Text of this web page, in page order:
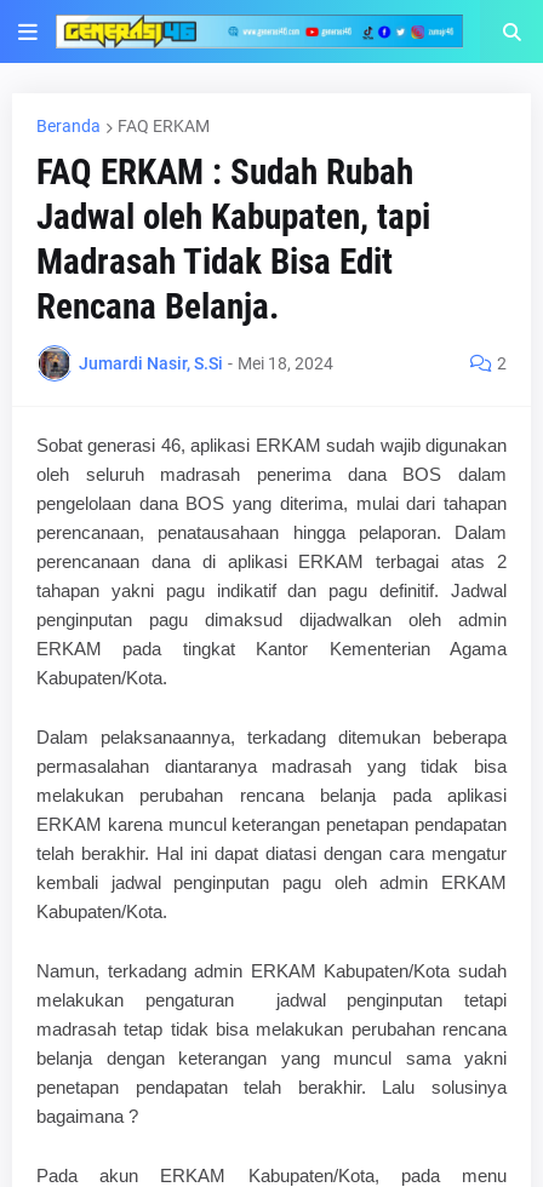
Beranda FAQ ERKAM
FAQ ERKAM : Sudah Rubah
Jadwal oleh Kabupaten, tapi
Madrasah Tidak Bisa Edit
Rencana Belanja.
Jumardi Nasir, S.Si - Mei 18, 2024 2
Sobat generasi 46, aplikasi ERKAM sudah wajib digunakan
oleh seluruh madrasah penerima dana BOS dalam
pengelolaan dana BOS yang diterima, mulai dari tahapan
perencanaan, penatausahaan hingga pelaporan. Dalam
perencanaan dana di aplikasi ERKAM terbagai atas 2
tahapan yakni pagu indikatif dan pagu definitif. Jadwal
penginputan pagu dimaksud dijadwalkan oleh admin
ERKAM pada tingkat Kantor Kementerian Agama
Kabupaten/Kota.
Dalam pelaksanaannya, terkadang ditemukan beberapa
permasalahan diantaranya madrasah yang tidak bisa
melakukan perubahan rencana belanja pada aplikasi
ERKAM karena muncul keterangan penetapan pendapatan
telah berakhir. Hal ini dapat diatasi dengan cara mengatur
kembali jadwal penginputan pagu oleh admin ERKAM
Kabupaten/Kota.
Namun, terkadang admin ERKAM Kabupaten/Kota sudah
melakukan pengaturan jadwal penginputan tetapi
madrasah tetap tidak bisa melakukan perubahan rencana
belanja dengan keterangan yang muncul sama yakni
penetapan pendapatan telah berakhir. Lalu solusinya
bagaimana ?
Pada akun ERKAM Kabupaten/Kota, pada menu